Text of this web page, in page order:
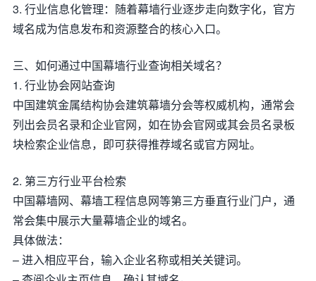
3. 行业信息化管理：随着幕墙行业逐步走向数字化，官方
域名成为信息发布和资源整合的核心入口。
三、如何通过中国幕墙行业查询相关域名？
1. 行业协会网站查询
中国建筑金属结构协会建筑幕墙分会等权威机构，通常会
列出会员名录和企业官网，如在协会官网或其会员名录板
块检索企业信息，即可获得推荐域名或官方网址。
2. 第三方行业平台检索
中国幕墙网、幕墙工程信息网等第三方垂直行业门户，通
常会集中展示大量幕墙企业的域名。
具体做法：
– 进入相应平台，输入企业名称或相关关键词。